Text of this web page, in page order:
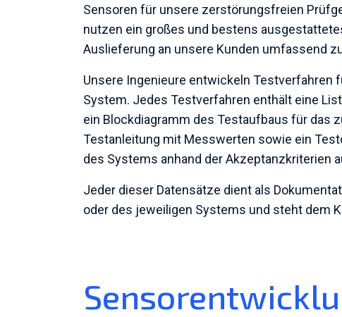
Sensoren für unsere zerstörungsfreien
nutzen ein großes und bestens
Auslieferung an unsere Kunden umfassend
Unsere Ingenieure entwickeln Testverfahren
System. Jedes Testverfahren enthält eine
ein Blockdiagramm des Testaufbaus für das
Testanleitung mit Messwerten sowie ein
des Systems anhand der Akzeptanzkriterien
Jeder dieser Datensätze dient als
oder des jeweiligen Systems und steht dem